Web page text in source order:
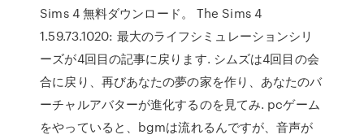
Sims 4 無料ダウンロード。 The Sims 4
1.59.73.1020: 最大のライフシミュレーションシリ
ーズが4回目の記事に戻ります. シムズは4回目の会
合に戻り、再びあなたの夢の家を作り、あなたのバ
ーチャルアバターが進化するのを見てみ. pcゲーム
をやっていると、bgmは流れるんですが、音声が